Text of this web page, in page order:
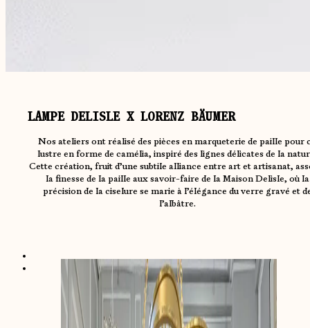
LAMPE DELISLE X LORENZ BÄUMER
Nos ateliers ont réalisé des pièces en marqueterie de paille pour
lustre en forme de camélia, inspiré des lignes délicates de la
Cette création, fruit d’une subtile alliance entre art et artisanat,
la finesse de la paille aux savoir-faire de la Maison Delisle, où la
précision de la ciselure se marie à l’élégance du verre gravé et
l’albâtre.